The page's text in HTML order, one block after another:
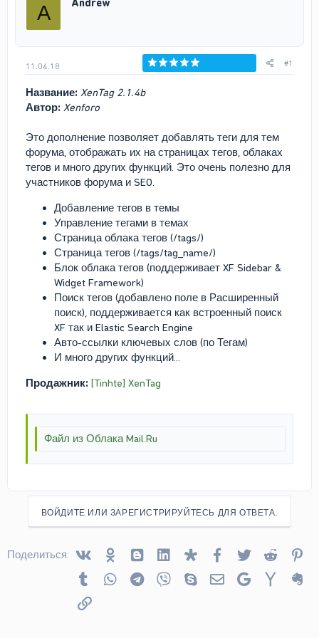
е
ы
л
A Andrew
11.04.18
Голосов: 0
#1
Название: XenTag 2.1.4b
Автор: Xenforo
Это дополнение позволяет добавлять теги для тем
форума, отображать их на страницах тегов, облаках
тегов и много других функций. Это очень полезно для
участников форума и SEO.
Добавление тегов в темы
Управление тегами в темах
Страница облака тегов (/tags/)
Страница тегов (/tags/tag_name/)
Блок облака тегов (поддерживает XF Sidebar &
Widget Framework)
Поиск тегов (добавлено поле в Расширенный
поиск), поддерживается как встроенный поиск
XF так и Elastic Search Engine
Авто-ссылки ключевых слов (по Тегам)
И много других функций...
Продажник: [Tinhte] XenTag
Файл из Облака Mail.Ru
ВОЙДИТЕ ИЛИ ЗАРЕГИСТРИРУЙТЕСЬ ДЛЯ ОТВЕТА.
Поделиться: VkontakteOdnoklassniki
Blogger Linked InDiasporaFacebook
TwitterReddit
Tumblr WhatsAppTelegram
Viber SkypeЭлектронная почта
Google Yahoo
Ссылка